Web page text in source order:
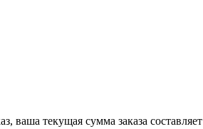
ваша текущая сумма заказа составляет